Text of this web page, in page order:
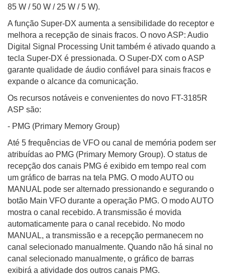
85 W / 50 W / 25 W / 5 W).
A função Super-DX aumenta a sensibilidade do receptor e
melhora a recepção de sinais fracos. O novo ASP: Audio
Digital Signal Processing Unit também é ativado quando a
tecla Super-DX é pressionada. O Super-DX com o ASP
garante qualidade de áudio confiável para sinais fracos e
expande o alcance da comunicação.
Os recursos notáveis ​​e convenientes do novo FT-3185R
ASP são:
- PMG (Primary Memory Group)
Até 5 frequências de VFO ou canal de memória podem ser
atribuídas ao PMG (Primary Memory Group). O status de
recepção dos canais PMG é exibido em tempo real com
um gráfico de barras na tela PMG. O modo AUTO ou
MANUAL pode ser alternado pressionando e segurando o
botão Main VFO durante a operação PMG. O modo AUTO
mostra o canal recebido. A transmissão é movida
automaticamente para o canal recebido. No modo
MANUAL, a transmissão e a recepção permanecem no
canal selecionado manualmente. Quando não há sinal no
canal selecionado manualmente, o gráfico de barras
exibirá a atividade dos outros canais PMG.